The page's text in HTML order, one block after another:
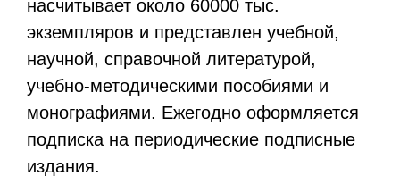
насчитывает около 60000 тыс.
экземпляров и представлен учебной,
научной, справочной литературой,
учебно-методическими пособиями и
монографиями. Ежегодно оформляется
подписка на периодические подписные
издания.